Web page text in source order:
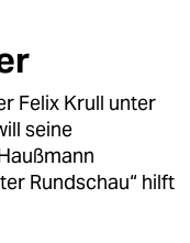
Felix Krull unter
seine
Rundschau“ hilft